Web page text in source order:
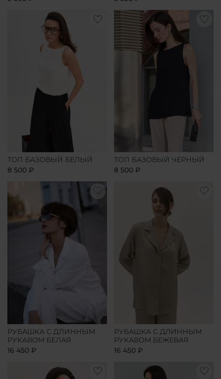
ТОП БАЗОВЫЙ БЕЛЫЙ
8 500 ₽
ТОП БАЗОВЫЙ ЧЁРНЫЙ
8 500 ₽
РУБАШКА С ДЛИННЫМ
РУКАВОМ БЕЛАЯ
16 450 ₽
РУБАШКА С ДЛИННЫМ
РУКАВОМ БЕЖЕВАЯ
16 450 ₽